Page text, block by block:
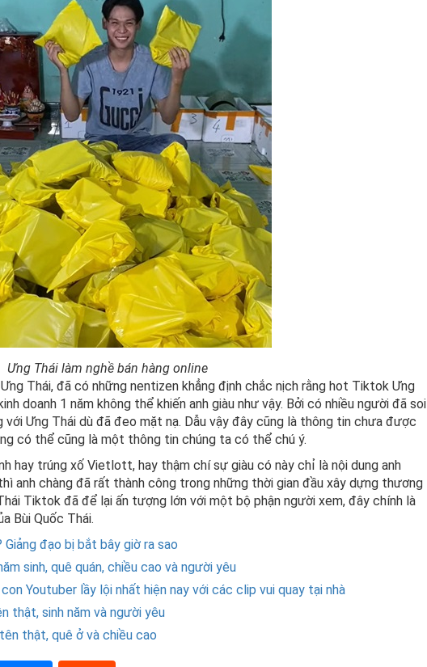
Ưng Thái làm nghề bán hàng online
Thái, đã có những nentizen khẳng định chắc nịch rằng hot Tiktok Ưng
doanh 1 năm không thể khiến anh giàu như vậy. Bởi có nhiều người đã soi
Ưng Thái dù đã đeo mặt nạ. Dẫu vậy đây cũng là thông tin chưa được
có thể cũng là một thông tin chúng ta có thể chú ý.
hay trúng xố Vietlott, hay thậm chí sự giàu có này chỉ là nội dung anh
anh chàng đã rất thành công trong những thời gian đầu xây dựng thương
Tiktok đã để lại ấn tượng lớn với một bộ phận người xem, đây chính là
Bùi Quốc Thái.
đạo bị bắt bây giờ ra sao
sinh, quê quán, chiều cao và người yêu
Youtuber lầy lội nhất hiện nay với các clip vui quay tại nhà
thật, sinh năm và người yêu
thật, quê ở và chiều cao